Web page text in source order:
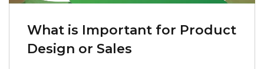
What is Important for Product
Design or Sales